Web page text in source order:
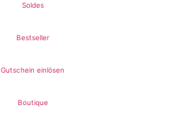
Soldes
Bestseller
Gutschein einlösen
Boutique